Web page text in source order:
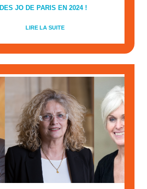
DES JO DE PARIS EN 2024 !
LIRE LA SUITE